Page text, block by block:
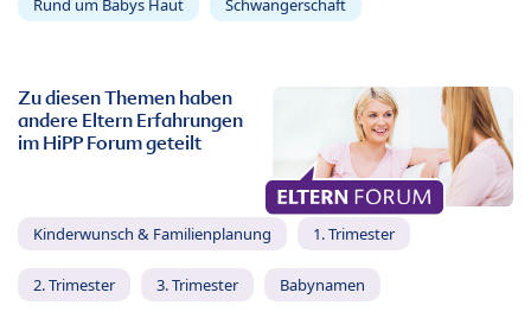
Rund um Babys Haut Schwangerschaft
Zu diesen Themen haben
andere Eltern Erfahrungen
im HiPP Forum geteilt
Kinderwunsch & Familienplanung 1. Trimester
2. Trimester 3. Trimester Babynamen